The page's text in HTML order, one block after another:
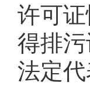
许可
得排
法定